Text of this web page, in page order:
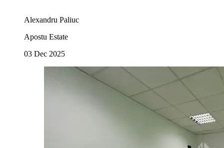
Alexandru Paliuc
Apostu Estate
03 Dec 2025